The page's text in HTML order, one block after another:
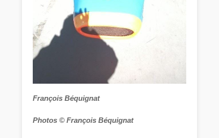
François Béquignat
Photos © François Béquignat